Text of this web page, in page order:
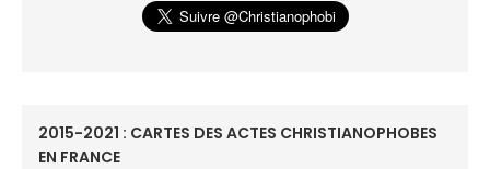
2015-2021 : CARTES DES ACTES CHRISTIANOPHOBES
EN FRANCE